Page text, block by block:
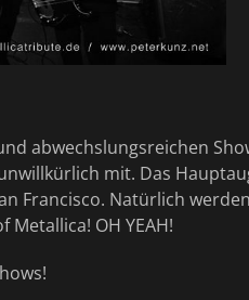
abwechslungsreichen
mit. Das
Francisco. Natürlich
OH YEAH!